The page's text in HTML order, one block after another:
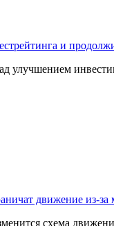
и
улучшением
движение из-
схема